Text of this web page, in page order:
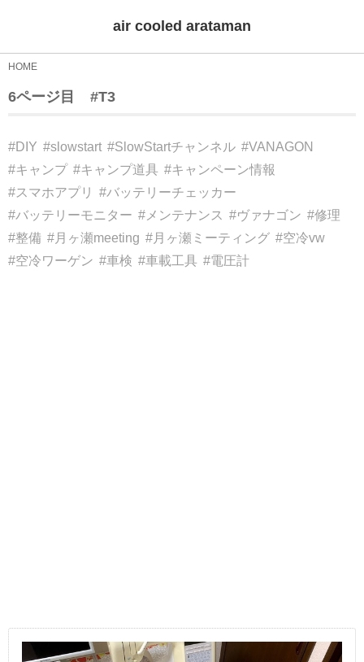
air cooled arataman
HOME
6ページ目 #T3
#DIY #slowstart #SlowStartチャンネル #VANAGON
#キャンプ #キャンプ道具 #キャンペーン情報
#スマホアプリ
#バッテリーチェッカー
#バッテリーモニター #メンテナンス #ヴァナゴン #修理
#整備 #月ヶ瀬meeting #月ヶ瀬ミーティング #空冷vw
#空冷ワーゲン #車検 #車載工具 #電圧計